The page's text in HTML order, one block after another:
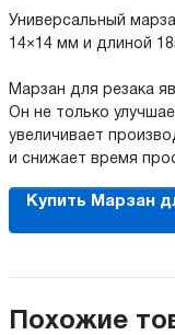
Универсальный
14×14 мм и длиной
Марзан для резака
Он не только
увеличивает
и снижает время
Купить Марзан
Похожие